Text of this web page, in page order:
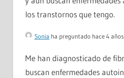
los transtornos que tengo.
Sonia ha preguntado hace 4 años
Me han diagnosticado de
buscan enfermedades